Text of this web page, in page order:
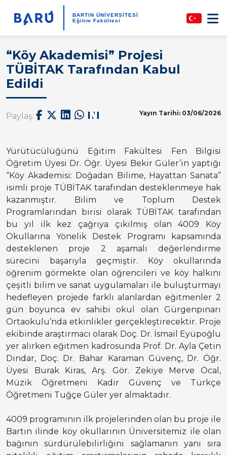
BARTIN ÜNİVERSİTESİ
Eğitim Fakültesi
“Köy Akademisi” Projesi
TÜBİTAK Tarafından Kabul
Edildi
Paylaş: Yayın Tarihi: 03/06/2026
Yürütücülüğünü Eğitim Fakültesi Fen Bilgisi
Öğretim Üyesi Dr. Öğr. Üyesi Bekir Güler’in yaptığı
“Köy Akademisi: Doğadan Bilime, Hayattan Sanata”
isimli proje TÜBİTAK tarafından desteklenmeye hak
kazanmıştır. Bilim ve Toplum Destek
Programlarından birisi olarak TÜBİTAK tarafından
bu yıl ilk kez çağrıya çıkılmış olan 4009 Köy
Okullarına Yönelik Destek Programı kapsamında
desteklenen proje 2 aşamalı değerlendirme
sürecini başarıyla geçmiştir. Köy okullarında
öğrenim görmekte olan öğrencileri ve köy halkını
çeşitli bilim ve sanat uygulamaları ile buluşturmayı
hedefleyen projede farklı alanlardan eğitmenler 2
gün boyunca ev sahibi okul olan Gürgenpınarı
Ortaokulu’nda etkinlikler gerçekleştirecektir. Proje
ekibinde araştırmacı olarak Doç. Dr. İsmail Eyüpoğlu
yer alırken eğitmen kadrosunda Prof. Dr. Ayla Çetin
Dindar, Doç. Dr. Bahar Karaman Güvenç, Dr. Öğr.
Üyesi Burak Kiras, Arş. Gör. Zekiye Merve Öcal,
Müzik Öğretmeni Kadir Güvenç ve Türkçe
Öğretmeni Tuğçe Güler yer almaktadır.
4009 programının ilk projelerinden olan bu proje ile
Bartın ilinde köy okullarının Üniversitemiz ile olan
bağının sürdürülebilirliğini sağlamanın yanı sıra